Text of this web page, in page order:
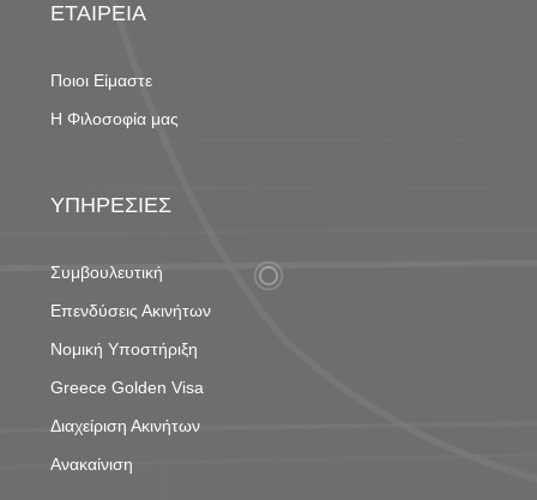
ΕΤΑΙΡΕΙΑ
Ποιοι Είμαστε
Η Φιλοσοφία μας
ΥΠΗΡΕΣΙΕΣ
Συμβουλευτική
Επενδύσεις Ακινήτων
Νομική Υποστήριξη
Greece Golden Visa
Διαχείριση Ακινήτων
Ανακαίνιση